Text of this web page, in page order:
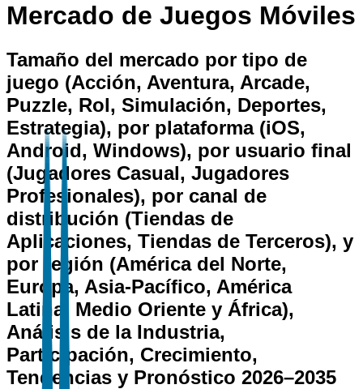
Mercado de Juegos Móviles
Tamaño del mercado por tipo de
juego (Acción, Aventura, Arcade,
Puzzle, Rol, Simulación, Deportes,
Estrategia), por plataforma (iOS,
Android, Windows), por usuario final
(Jugadores Casual, Jugadores
Profesionales), por canal de
distribución (Tiendas de
Aplicaciones, Tiendas de Terceros), y
por región (América del Norte,
Europa, Asia-Pacífico, América
Latina, Medio Oriente y África),
Análisis de la Industria,
Participación, Crecimiento,
Tendencias y Pronóstico 2026–2035